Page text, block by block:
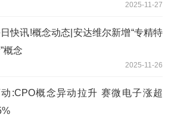
2025-11-27
快讯!概念动态|安达维尔新增“专精特
概念
2025-11-26
:CPO概念异动拉升 赛微电子涨超